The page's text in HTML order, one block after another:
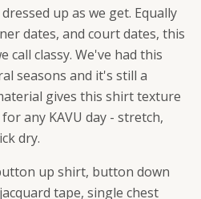
up as we get. Equally
dates, and court dates, this
call classy. We've had this
seasons and it's still a
gives this shirt texture
any KAVU day - stretch,
dry.
up shirt, button down
tape, single chest